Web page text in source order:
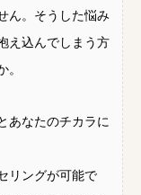
ん。そうした悩み
え込んでしまう方
。
あなたのチカラに
リングが可能で